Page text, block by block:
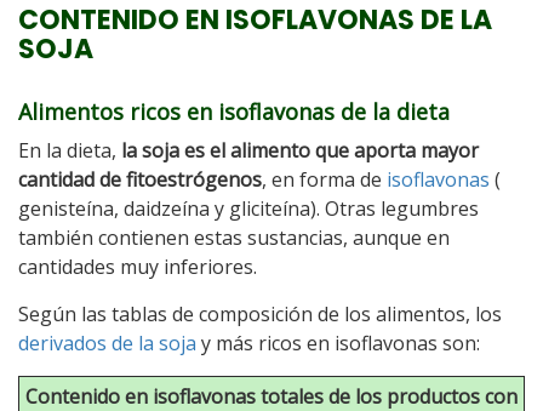
CONTENIDO EN ISOFLAVONAS DE LA
SOJA
Alimentos ricos en isoflavonas de la dieta
En la dieta, la soja es el alimento que aporta mayor
cantidad de fitoestrógenos, en forma de isoflavonas (
genisteína, daidzeína y gliciteína). Otras legumbres
también contienen estas sustancias, aunque en
cantidades muy inferiores.
Según las tablas de composición de los alimentos, los
derivados de la soja y más ricos en isoflavonas son:
Contenido en isoflavonas totales de los productos con